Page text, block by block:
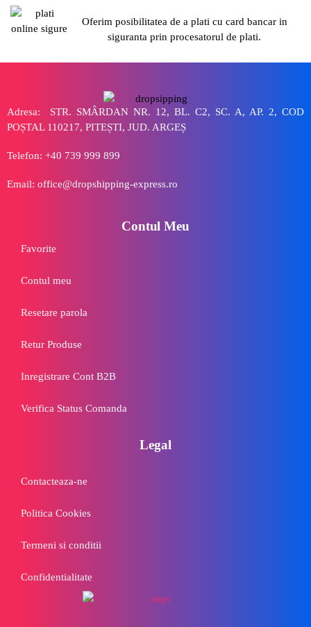
Oferim posibilitatea de a plati cu card bancar in
siguranta prin procesatorul de plati.
Adresa: STR. SMÂRDAN NR. 12, BL. C2, SC. A, AP. 2, COD
POȘTAL 110217, PITEȘTI, JUD. ARGEȘ
Telefon: +40 739 999 899
Email: office@dropshipping-express.ro
Contul Meu
Favorite
Contul meu
Resetare parola
Retur Produse
Inregistrare Cont B2B
Verifica Status Comanda
Legal
Contacteaza-ne
Politica Cookies
Termeni si conditii
Confidentialitate